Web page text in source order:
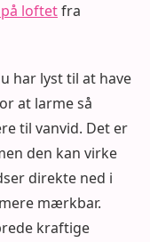
loftetfra
har lyst til at have
at larme så
til vanvid. Det er
den kan virke
direkte ned i
mærkbar.
kraftige